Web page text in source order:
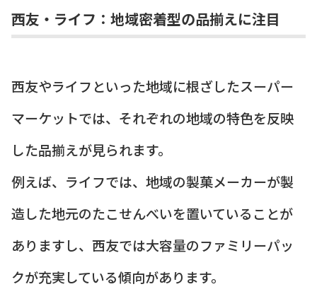
西友・ライフ：地域密着型の品揃えに注目
西友やライフといった地域に根ざしたスーパー
マーケットでは、それぞれの地域の特色を反映
した品揃えが見られます。
例えば、ライフでは、地域の製菓メーカーが製
造した地元のたこせんべいを置いていることが
ありますし、西友では大容量のファミリーパッ
クが充実している傾向があります。